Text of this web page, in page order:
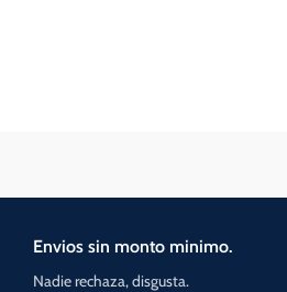
Envios sin monto minimo.
Nadie rechaza, disgusta.